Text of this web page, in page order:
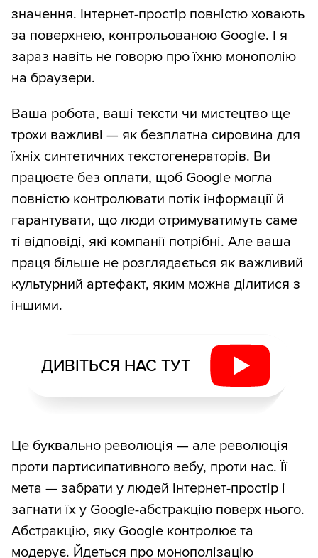
значення. Інтернет-простір повністю ховають
за поверхнею, контрольованою Google. І я
зараз навіть не говорю про їхню монополію
на браузери.
Ваша робота, ваші тексти чи мистецтво ще
трохи важливі — як безплатна сировина для
їхніх синтетичних текстогенераторів. Ви
працюєте без оплати, щоб Google могла
повністю контролювати потік інформації й
гарантувати, що люди отримуватимуть саме
ті відповіді, які компанії потрібні. Але ваша
праця більше не розглядається як важливий
культурний артефакт, яким можна ділитися з
іншими.
ДИВІТЬСЯ НАС ТУТ
Це буквально революція — але революція
проти партисипативного вебу, проти нас. Її
мета — забрати у людей інтернет-простір і
загнати їх у Google-абстракцію поверх нього.
Абстракцію, яку Google контролює та
модерує. Йдеться про монополізацію